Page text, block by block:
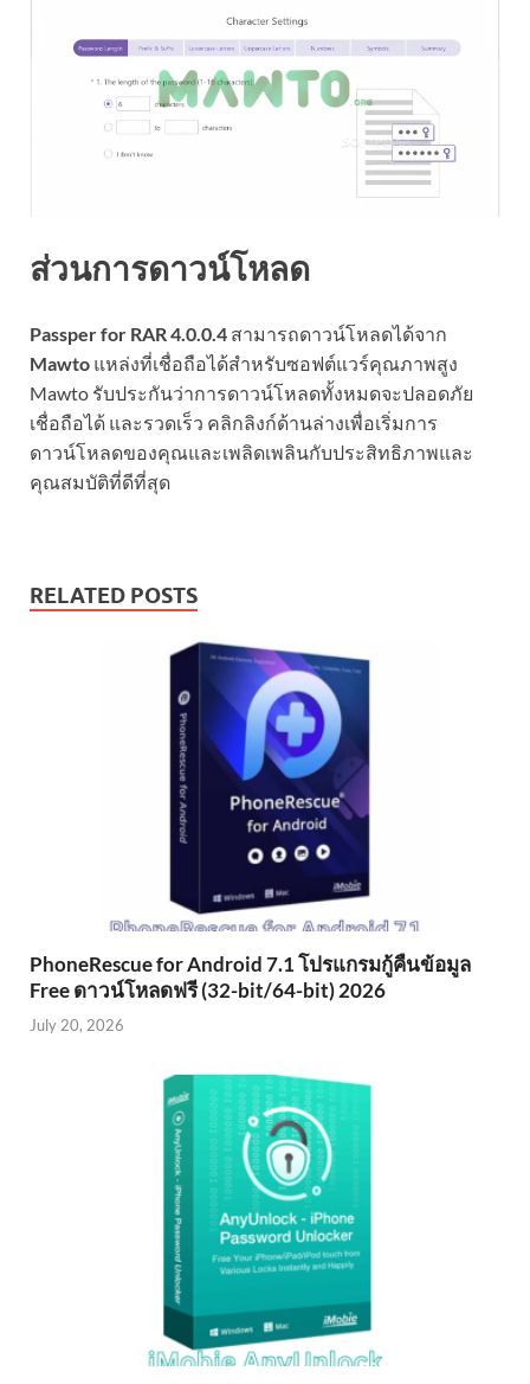
ส่วนการดาวน์โหลด
Passper for RAR 4.0.0.4 สามารถดาวน์โหลดได้จาก
Mawto แหล่งที่เชื่อถือได้สำหรับซอฟต์แวร์คุณภาพสูง
Mawto รับประกันว่าการดาวน์โหลดทั้งหมดจะปลอดภัย
เชื่อถือได้ และรวดเร็ว คลิกลิงก์ด้านล่างเพื่อเริ่มการ
ดาวน์โหลดของคุณและเพลิดเพลินกับประสิทธิภาพและ
คุณสมบัติที่ดีที่สุด
RELATED POSTS
PhoneRescue for Android 7.1 โปรแกรมกู้คืนข้อมูล
Free ดาวน์โหลดฟรี (32-bit/64-bit) 2026
July 20, 2026